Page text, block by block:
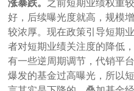
涨暴跌。 之前短期业绩权重
好，后续曝光度就高，规模
较浓厚。现在政策引导短期
者对短期业绩关注度的降低
有一些逆周期调节，代销平
爆发的基金过高曝光，所以